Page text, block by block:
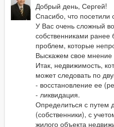
Добрый день, Сергей!
Спасибо, что
У Вас очень сложный
собственниками ранее
проблем, которые
Выскажем свое
Итак, недвижимость,
может следовать по
- восстановление ее
- ликвидация.
Определиться с путем
(собственники), с
жилого объекта